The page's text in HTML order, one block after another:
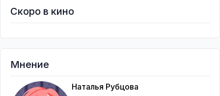
Скоро в кино
Мнение
Наталья Рубцова